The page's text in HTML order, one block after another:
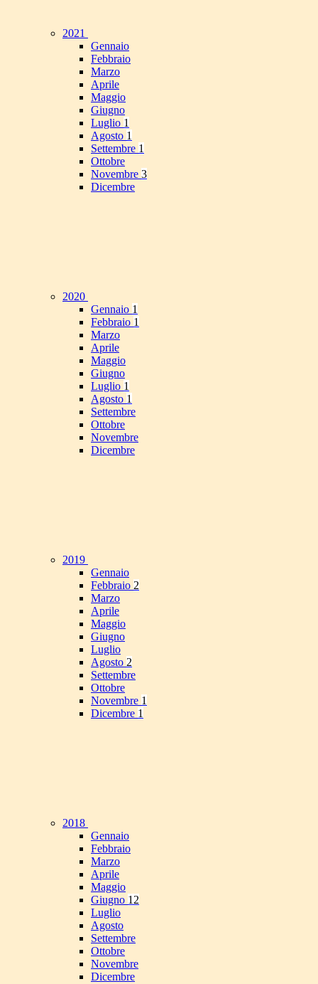
2021
Gennaio
Febbraio
Marzo
Aprile
Maggio
Giugno
Luglio 1
Agosto 1
Settembre 1
Ottobre
Novembre 3
Dicembre
2020
Gennaio 1
Febbraio 1
Marzo
Aprile
Maggio
Giugno
Luglio 1
Agosto 1
Settembre
Ottobre
Novembre
Dicembre
2019
Gennaio
Febbraio 2
Marzo
Aprile
Maggio
Giugno
Luglio
Agosto 2
Settembre
Ottobre
Novembre 1
Dicembre 1
2018
Gennaio
Febbraio
Marzo
Aprile
Maggio
Giugno 12
Luglio
Agosto
Settembre
Ottobre
Novembre
Dicembre